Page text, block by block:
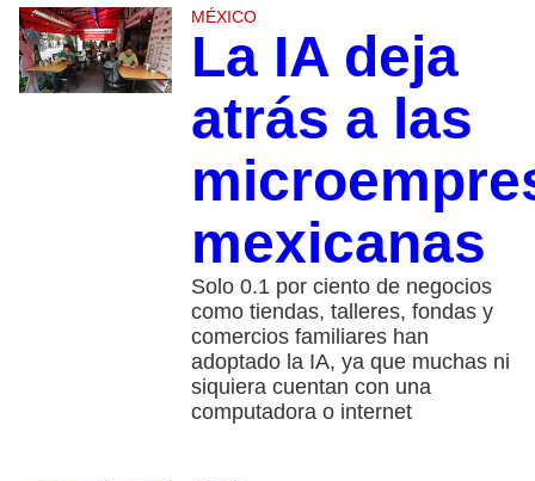
MÉXICO
La IA deja
atrás a las
mexicanas
Solo 0.1 por ciento de negocios
como tiendas, talleres, fondas y
comercios familiares han
adoptado la IA, ya que muchas ni
siquiera cuentan con una
computadora o internet